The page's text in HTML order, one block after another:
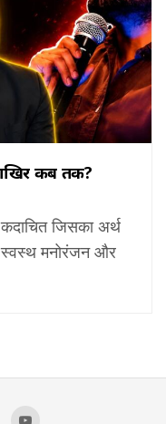
कब तक?
जिसका अर्थ
स्वस्थ मनोरंजन और